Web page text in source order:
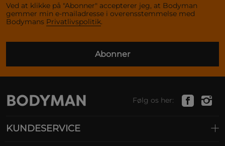
Ved at klikke på "Abonner" accepterer jeg, at Bodyman
gemmer min e-mailadresse i overensstemmelse med
Bodymans Privatlivspolitik.
Abonner
Følg os her:
KUNDESERVICE